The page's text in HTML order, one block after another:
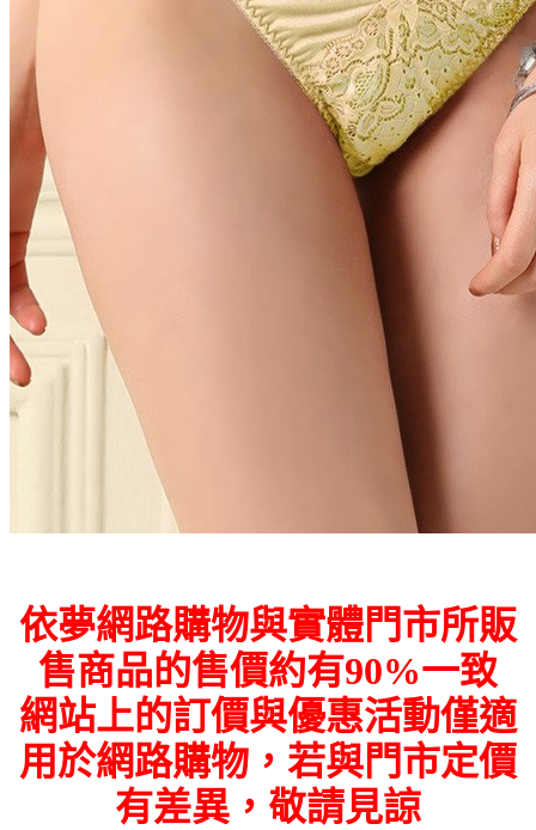
依夢網路購物與實體門市所販
售商品的售價約有90%一致
網站上的訂價與優惠活動僅適
用於網路購物，若與門市定價
有差異，敬請見諒